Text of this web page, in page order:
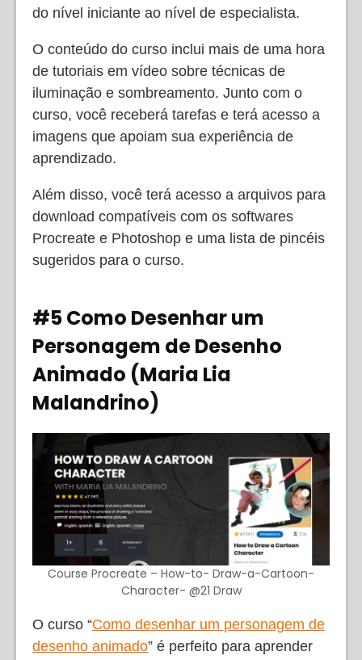
do nível iniciante ao nível de especialista.
O conteúdo do curso inclui mais de uma hora
de tutoriais em vídeo sobre técnicas de
iluminação e sombreamento. Junto com o
curso, você receberá tarefas e terá acesso a
imagens que apoiam sua experiência de
aprendizado.
Além disso, você terá acesso a arquivos para
download compatíveis com os softwares
Procreate e Photoshop e uma lista de pincéis
sugeridos para o curso.
#5 Como Desenhar um
Personagem de Desenho
Animado (Maria Lia
Malandrino)
Course Procreate – How-to- Draw-a-Cartoon-
Character- @21 Draw
O curso “Como desenhar um personagem de
desenho animado” é perfeito para aprender